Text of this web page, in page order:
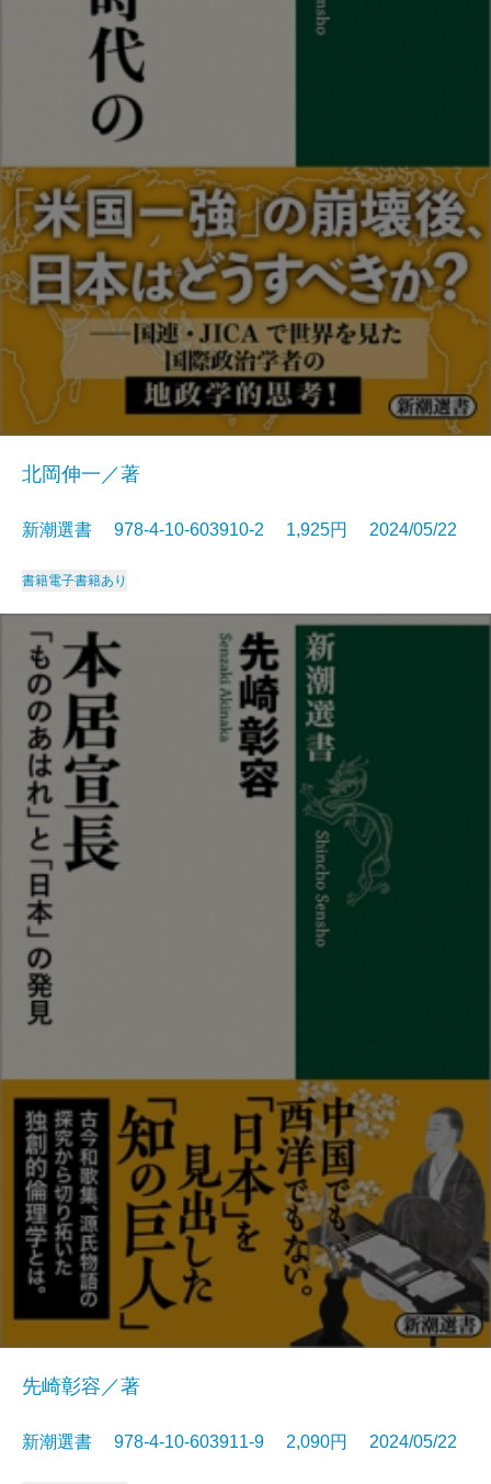
北岡伸一／著
新潮選書 978-4-10-603910-2 1,925円 2024/05/22
書籍電子書籍あり
先崎彰容／著
新潮選書 978-4-10-603911-9 2,090円 2024/05/22